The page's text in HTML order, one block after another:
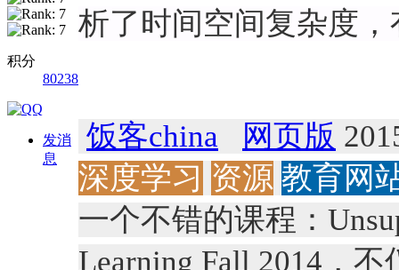
积分
80238
发消
息
析了时间空间复杂度
饭客china 网页版
深度学习 资源 教育网
一个不错的课程：
Learning Fall 2014，